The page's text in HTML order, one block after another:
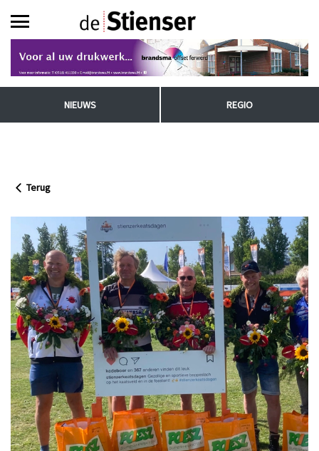
NIEUWS REGIO
Terug